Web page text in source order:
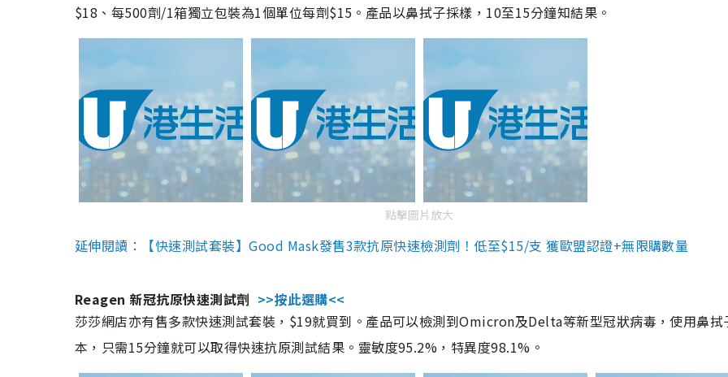
$18、每500劑/1箱獨立包裝為1個單位每劑$15。產品以鼻拭子採樣，10至15分鐘知結果。
點擊圖片放大
延伸閱讀：【快速測試套裝】Good Mask發售3款抗原快速檢測劑！低至$15/支 獲歐盟認證+無限購數量
Reagen 新冠抗原快速測試劑 >>按此選購<<
莎莎網店亦有售多款快速測試套裝，$19就買到。產品可以檢測到Omicron及Delta等新型冠狀病毒，使用鼻拭
本，只需15分鐘就可以取得快速抗原測試結果。靈敏度95.2%，特異度98.1%。